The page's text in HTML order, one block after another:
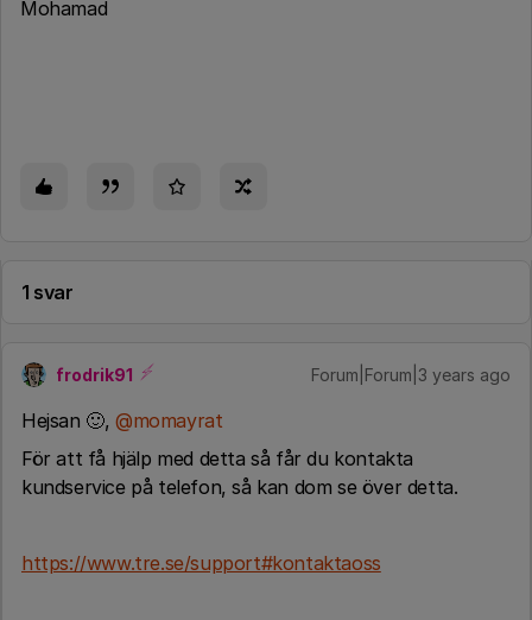
Mohamad
1 svar
frodrik91 Forum|Forum|3 years ago
Hejsan 🙂, @momayrat
För att få hjälp med detta så får du kontakta
kundservice på telefon, så kan dom se över detta.
https://www.tre.se/support#kontaktaoss